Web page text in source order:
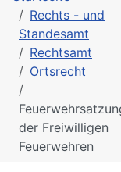
Rechts - und
Standesamt
Rechtsamt
Ortsrecht
der Freiwilligen
Feuerwehren